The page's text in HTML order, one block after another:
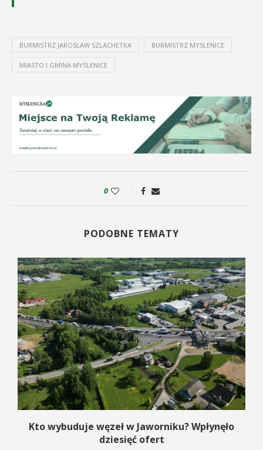
BURMISTRZ JAROSLAW SZLACHETKA BURMISTRZ MYSLENICE
MIASTO I GMINA MYSLENICE
0
PODOBNE TEMATY
Kto wybuduje węzeł w Jaworniku? Wpłynęło
dziesięć ofert